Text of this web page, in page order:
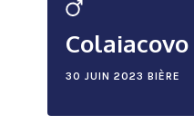
Colaiacovo
30 JUIN 2023 BIÈRE